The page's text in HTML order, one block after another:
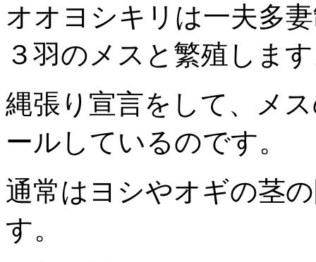
オオヨシキリは一夫多
３羽のメスと繁殖しま
縄張り宣言をして、メ
ールしているのです。
通常はヨシやオギの茎
す。